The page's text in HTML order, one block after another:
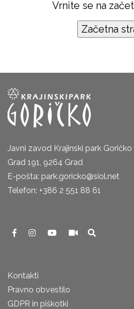
Vrnite se na
Javni zavod Krajinski park Goričko
Grad 191, 9264 Grad
E-pošta: park.goricko@siol.net
Telefon: +386 2 551 88 61
Kontakti
Pravno obvestilo
GDPR in piškotki